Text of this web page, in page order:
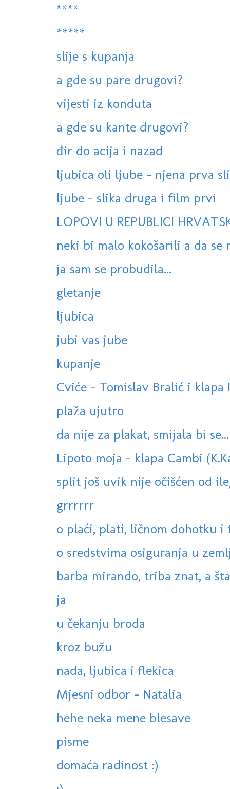
****
*****
slije s kupanja
a gde su pare drugovi?
vijesti iz konduta
a gde su kante drugovi?
đir do acija i nazad
ljubica oli ljube - njena prva
ljube - slika druga i film prvi
LOPOVI U REPUBLICI
neki bi malo kokošarili a da se
ja sam se probudila...
gletanje
ljubica
jubi vas jube
kupanje
Cviće - Tomislav Bralić i klapa
plaža ujutro
da nije za plakat, smijala bi se...
Lipoto moja - klapa Cambi
split još uvik nije očišćen od
grrrrrr
o plaći, plati, ličnom dohotku i
o sredstvima osiguranja u
barba mirando, triba znat, a
ja
u čekanju broda
kroz bužu
nada, ljubica i flekica
Mjesni odbor - Natalia
hehe neka mene blesave
pisme
domaća radinost :)